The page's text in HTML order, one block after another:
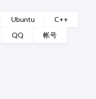
Ubuntu
C++
QQ
帐号